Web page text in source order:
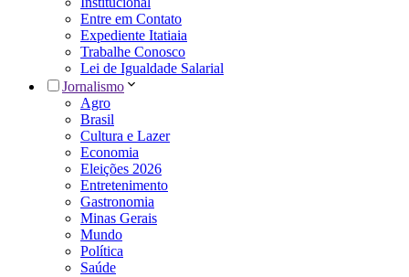
Entre em Contato
Expediente Itatiaia
Trabalhe Conosco
Lei de Igualdade Salarial
Jornalismo
Agro
Brasil
Cultura e Lazer
Economia
Eleições 2026
Entretenimento
Gastronomia
Minas Gerais
Mundo
Política
Saúde